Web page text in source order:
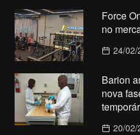
Force
no
24/02/
Barion
nova
20/02/